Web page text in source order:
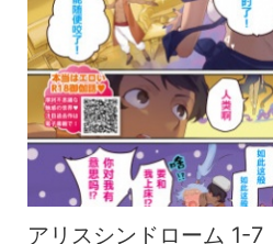
アリスシンドローム 1-7